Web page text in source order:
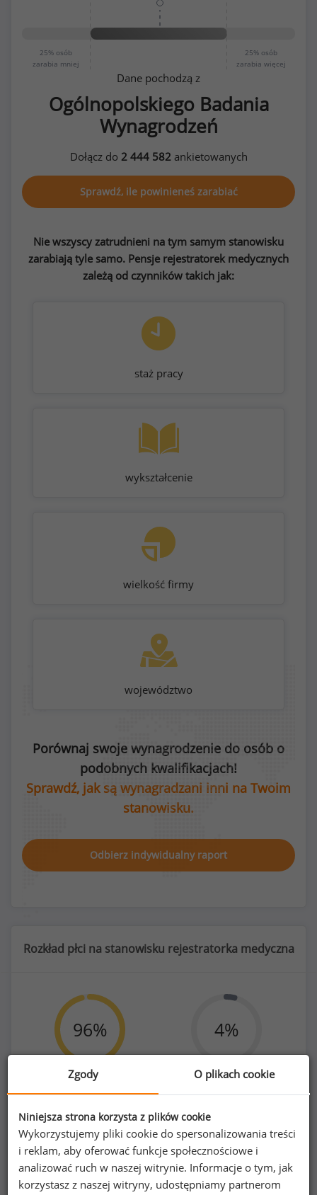
25% osób
zarabia mniej
25% osób
zarabia więcej
Dane pochodzą z
Ogólnopolskiego Badania
Wynagrodzeń
Dołącz do 2 444 582ankietowanych
Sprawdź, ile powinieneś zarabiać
Nie wszyscy zatrudnieni na tym samym stanowisku
zarabiają tyle samo. Pensje rejestratorek medycznych
zależą od czynników takich jak:
staż pracy
wykształcenie
wielkość firmy
województwo
Porównaj swoje wynagrodzenie do osób o
podobnych kwalifikacjach!
Sprawdź, jak są wynagradzani inni na Twoim
stanowisku.
Odbierz indywidualny raport
Rozkład płci na stanowisku rejestratorka medyczna
96%
412
4%
Zgody O plikach cookie
Niniejsza strona korzysta z plików cookie
Wykorzystujemy pliki cookie do spersonalizowania treści
i reklam, aby oferować funkcje społecznościowe i
analizować ruch w naszej witrynie. Informacje o tym, jak
korzystasz z naszej witryny, udostępniamy partnerom